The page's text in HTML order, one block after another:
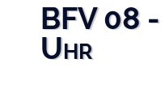
BFV 08 -
Uhr